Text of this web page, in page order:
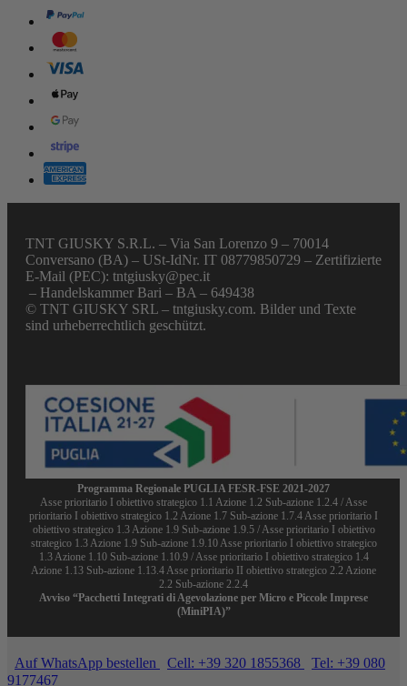
TNT GIUSKY S.R.L. – Via San Lorenzo 9 – 70014
Conversano (BA) – USt-IdNr. IT 08779850729 – Zertifizierte
E-Mail (PEC): tntgiusky@pec.it
– Handelskammer Bari – BA – 649438
© TNT GIUSKY SRL – tntgiusky.com. Bilder und Texte
sind urheberrechtlich geschützt.
Programma Regionale PUGLIA FESR-FSE 2021-2027
Asse prioritario I obiettivo strategico 1.1 Azione 1.2 Sub-azione 1.2.4 / Asse
prioritario I obiettivo strategico 1.2 Azione 1.7 Sub-azione 1.7.4 Asse prioritario I
obiettivo strategico 1.3 Azione 1.9 Sub-azione 1.9.5 / Asse prioritario I obiettivo
strategico 1.3 Azione 1.9 Sub-azione 1.9.10 Asse prioritario I obiettivo strategico
1.3 Azione 1.10 Sub-azione 1.10.9 / Asse prioritario I obiettivo strategico 1.4
Azione 1.13 Sub-azione 1.13.4 Asse prioritario II obiettivo strategico 2.2 Azione
2.2 Sub-azione 2.2.4
Avviso “Pacchetti Integrati di Agevolazione per Micro e Piccole Imprese
(MiniPIA)”
Auf WhatsApp bestellen Cell: +39 320 1855368
Tel: +39 080
9177467